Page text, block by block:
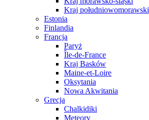
Kraj południowomorawski
Estonia
Finlandia
Francja
Paryż
Île-de-France
Kraj Basków
Maine-et-Loire
Oksytania
Nowa Akwitania
Grecja
Chalkidiki
Meteory